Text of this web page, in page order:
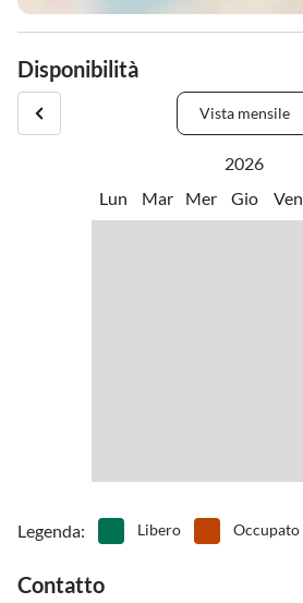
Disponibilità
Vista mensile
2026
Lun
Mar Mer Gio Ven
Legenda: Libero Occupato
Contatto